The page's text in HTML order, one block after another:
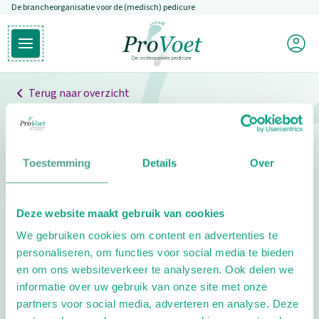
Toestemming Details Over
Deze website maakt gebruik van cookies
We gebruiken cookies om content en advertenties te
personaliseren, om functies voor social media te bieden
en om ons websiteverkeer te analyseren. Ook delen we
informatie over uw gebruik van onze site met onze
partners voor social media, adverteren en analyse. Deze
Overslaan en naar de inhoud gaan
De brancheorganisatie voor de (medisch) pedicure
Open hoofdmenu
Ga naar de homepagina
Mijn
Terug naar overzicht
Professionals
Pedicure niet gevonden
pedicure.